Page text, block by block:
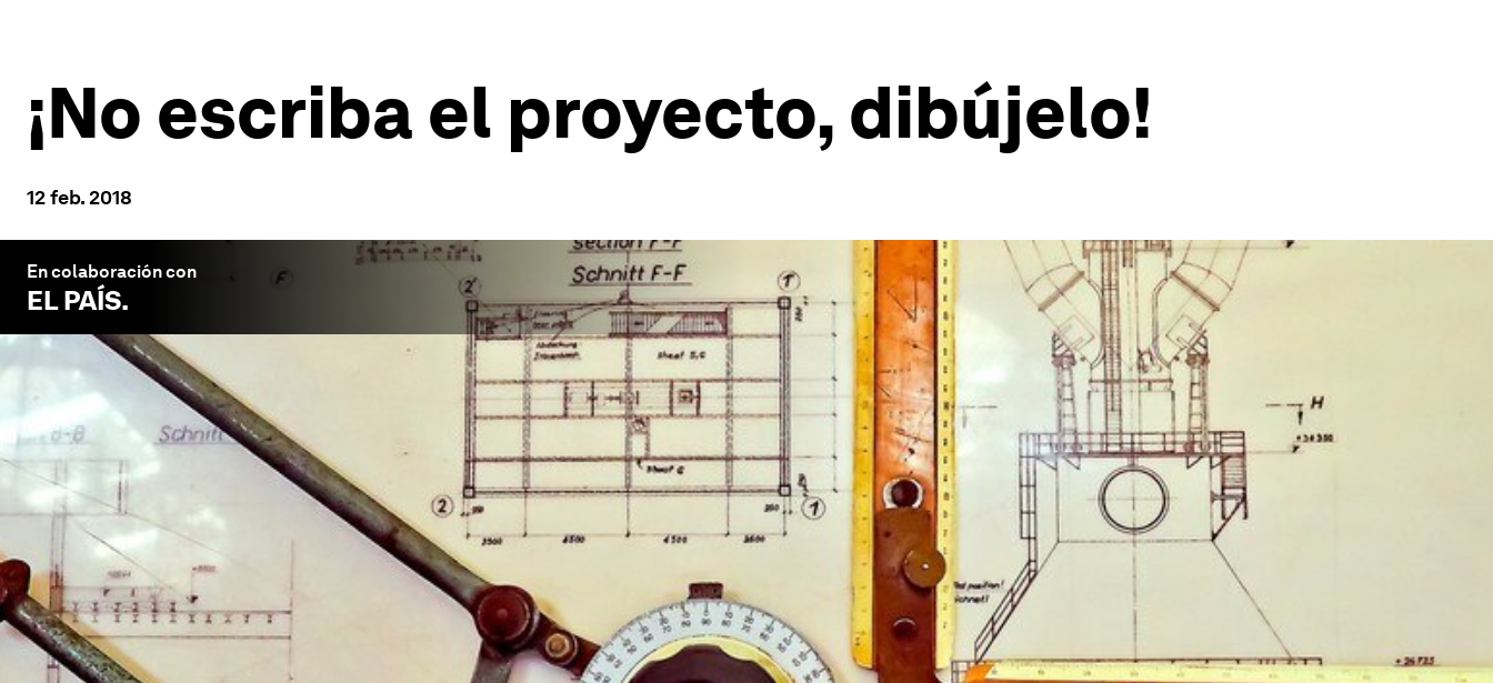
¡No escriba el proyecto, dibújelo!
12 feb. 2018
En colaboración con
EL PAÍS.